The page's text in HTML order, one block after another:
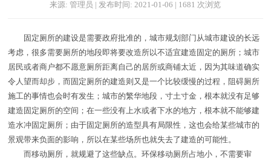
来源: 管理员 | 发布时间: 2021-01-06 | 1681 次浏览
固定厕所的建设是需要政府批准的，城市规划部门从城市建设的长远
考虑，很多需要厕所的地段即将要改造所以不适宜建造固定的厕所；城市
居民或者商户都不愿意厕所距离自己的居所或商铺太近，因为其味道确实
令人望而却步，而固定厕所的建造则又是一个比较缓慢的过程，阻碍厕所
施工的事情也会时有发生；城市的繁华地段，寸土寸金，根本就没有足够
建造固定厕所的空间；在一些没有上水或者下水的地方，根本就不能够建
造水冲固定厕所；由于固定厕所的造型具有局限性，这也会给某些城市的
景观带来负面的影响，所以在某些场所也就失去了建造的可能性。
而移动厕所，就规避了这些缺点。环保移动厕所占地小，不需要审